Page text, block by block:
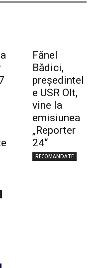
Fănel
Bădici,
preşedintel
e USR Olt,
vine la
emisiunea
„Reporter
24“
RECOMANDATE